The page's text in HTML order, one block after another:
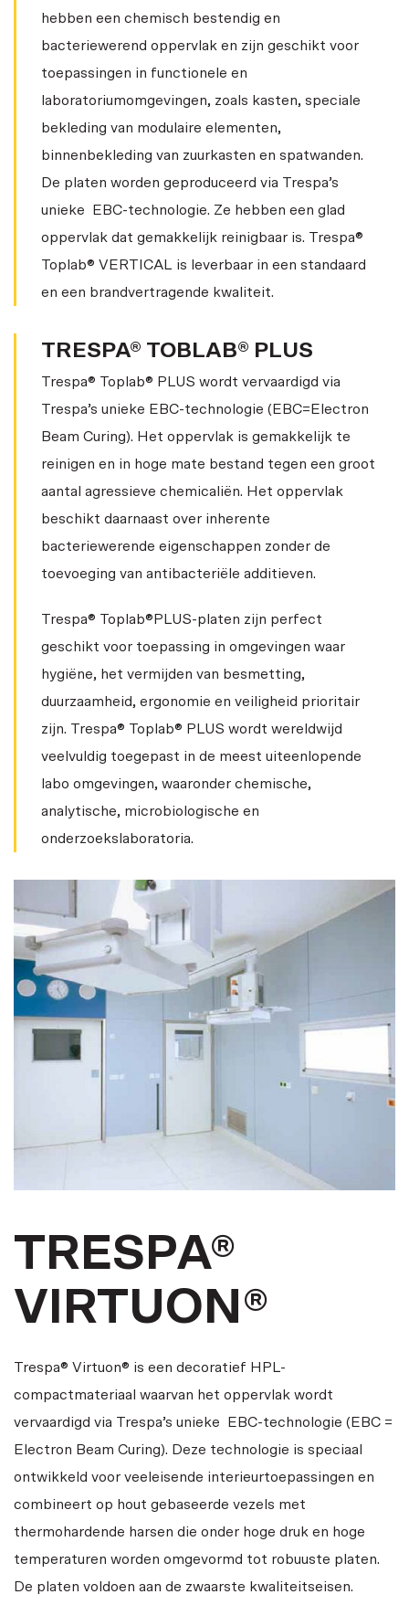
hebben een chemisch bestendig en
bacteriewerend oppervlak en zijn geschikt voor
toepassingen in functionele en
laboratoriumomgevingen, zoals kasten, speciale
bekleding van modulaire elementen,
binnenbekleding van zuurkasten en spatwanden.
De platen worden geproduceerd via Trespa’s
unieke EBC-technologie. Ze hebben een glad
oppervlak dat gemakkelijk reinigbaar is. Trespa®
Toplab® VERTICAL is leverbaar in een standaard
en een brandvertragende kwaliteit.
TRESPA® TOBLAB® PLUS
Trespa® Toplab® PLUS wordt vervaardigd via
Trespa’s unieke EBC-technologie (EBC=Electron
Beam Curing). Het oppervlak is gemakkelijk te
reinigen en in hoge mate bestand tegen een groot
aantal agressieve chemicaliën. Het oppervlak
beschikt daarnaast over inherente
bacteriewerende eigenschappen zonder de
toevoeging van antibacteriële additieven.
Trespa® Toplab®PLUS-platen zijn perfect
geschikt voor toepassing in omgevingen waar
hygiëne, het vermijden van besmetting,
duurzaamheid, ergonomie en veiligheid prioritair
zijn. Trespa® Toplab® PLUS wordt wereldwijd
veelvuldig toegepast in de meest uiteenlopende
labo omgevingen, waaronder chemische,
analytische, microbiologische en
onderzoekslaboratoria.
TRESPA®
VIRTUON®
Trespa® Virtuon® is een decoratief HPL-
compactmateriaal waarvan het oppervlak wordt
vervaardigd via Trespa’s unieke EBC-technologie (EBC =
Electron Beam Curing). Deze technologie is speciaal
ontwikkeld voor veeleisende interieurtoepassingen en
combineert op hout gebaseerde vezels met
thermohardende harsen die onder hoge druk en hoge
temperaturen worden omgevormd tot robuuste platen.
De platen voldoen aan de zwaarste kwaliteitseisen.